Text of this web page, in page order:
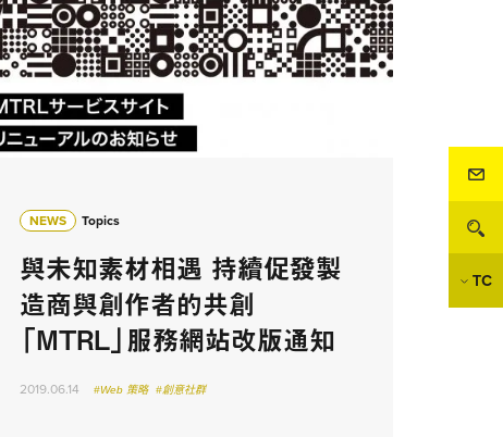
TC
NEWS Topics
與未知素材相遇 持續促發製
造商與創作者的共創
「MTRL」服務網站改版通知
2019.06.14 #Web 策略 #創意社群